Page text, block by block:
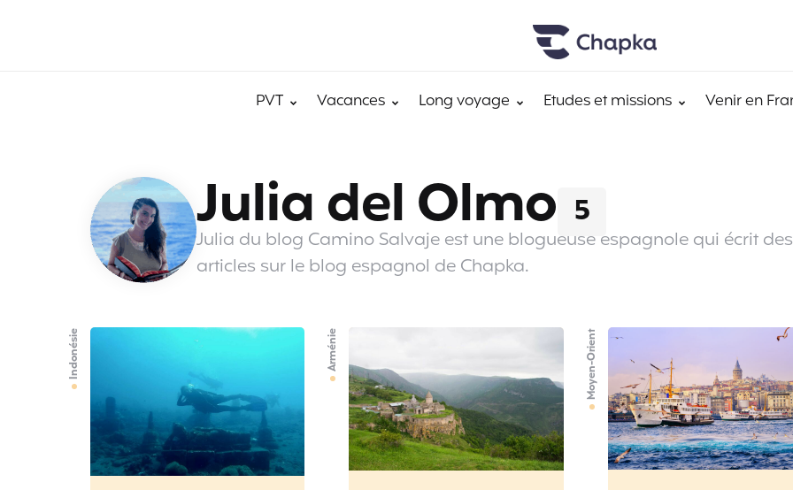
PVT Vacances Long voyage Etudes et missions Venir en
5
Julia del Olmo
Julia du blog Camino Salvaje est une blogueuse espagnole qui écrit des
articles sur le blog espagnol de Chapka.
Indonésie Arménie Moyen-Orient